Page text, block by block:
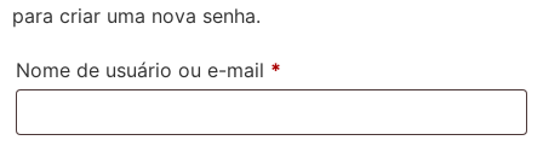
para criar uma nova senha.
Nome de usuário ou e-mail *